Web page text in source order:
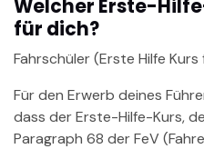
Welcher Erste-
für dich?
Fahrschüler (Erste Hilfe
Für den Erwerb deines
dass der Erste-Hilfe-Kurs,
Paragraph 68 der FeV